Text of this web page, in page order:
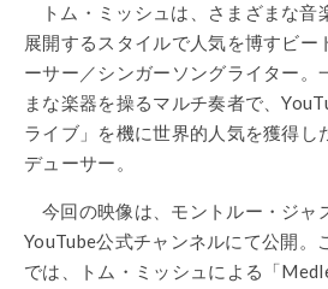
トム・ミッシュは、さまざまな音
展開するスタイルで人気を博すビー
ーサー／シンガーソングライター。
まな楽器を操るマルチ奏者で、
ライブ」を機に世界的人気を獲得し
デューサー。
今回の映像は、モントルー・ジャ
YouTube公式チャンネルにて公開。
では、トム・ミッシュによる「